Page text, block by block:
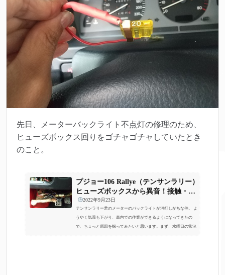
先日、メーターバックライト不点灯の修理のため、
ヒューズボックス回りをゴチャゴチャしていたとき
のこと。
プジョー106 Rallye（テンサンラリー）
ヒューズボックスから異音！接触・ア
ース不...
2022年9月23日
テンサンラリー君のメーターのバックライトが消灯しがちな件。 よ
うやく気温も下がり、車内での作業ができるようになってきたの
で、ちょっと原因を探ってみたいと思います。まず、水曜日の状況